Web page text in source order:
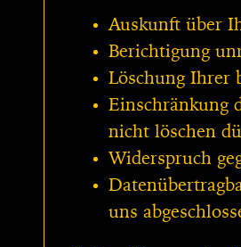
Auskunft über
Berichtigung
Löschung Ihrer
Einschränkung
nicht löschen
Widerspruch
uns